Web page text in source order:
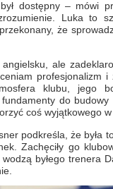
dostępny – mówi
Luka to
że
ale
profesjonalizm
klubu, jego
do
coś wyjątkowego
podkreśla, że była
Zachęciły go
byłego trenera